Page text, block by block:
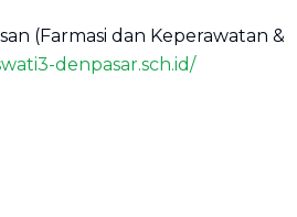
(Farmasi dan Keperawatan &
denpasar.sch.id/